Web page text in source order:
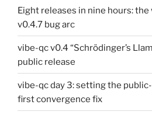
Eight releases in nine hours:
v0.4.7 bug arc
vibe-qc v0.4 “Schrödinger’s
public release
vibe-qc day 3: setting the
first convergence fix